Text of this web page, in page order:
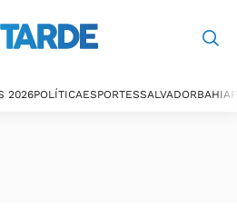
2026POLÍTICAESPORTESSALVADORBAHIA